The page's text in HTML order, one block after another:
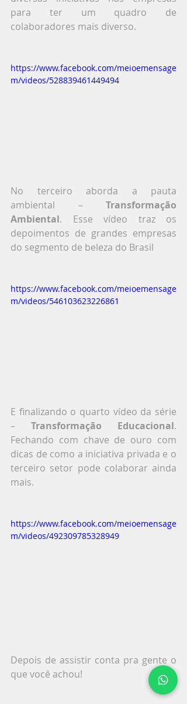
para ter um quadro de
colaboradores mais diverso.
https://www.facebook.com/meioemensage
m/videos/528839461449494
No terceiro aborda a pauta
ambiental – Transformação
Ambiental. Esse vídeo traz os
depoimentos de grandes empresas
do segmento de beleza do Brasil
https://www.facebook.com/meioemensage
m/videos/546103623226861
E finalizando o quarto vídeo da série
– Transformação Educacional.
Fechando com chave de ouro com
dicas de como a iniciativa privada e o
terceiro setor pode colaborar ainda
mais.
https://www.facebook.com/meioemensage
m/videos/492309785328949
Depois de assistir conta pra gente o
que você achou!